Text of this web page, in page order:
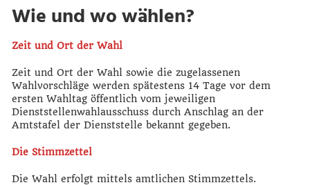
Wie und wo wählen?
Zeit und Ort der Wahl
Zeit und Ort der Wahl sowie die zugelassenen
Wahlvorschläge werden spätestens 14 Tage vor dem
ersten Wahltag öffentlich vom jeweiligen
Dienststellenwahlausschuss durch Anschlag an der
Amtstafel der Dienststelle bekannt gegeben.
Die Stimmzettel
Die Wahl erfolgt mittels amtlichen Stimmzettels.